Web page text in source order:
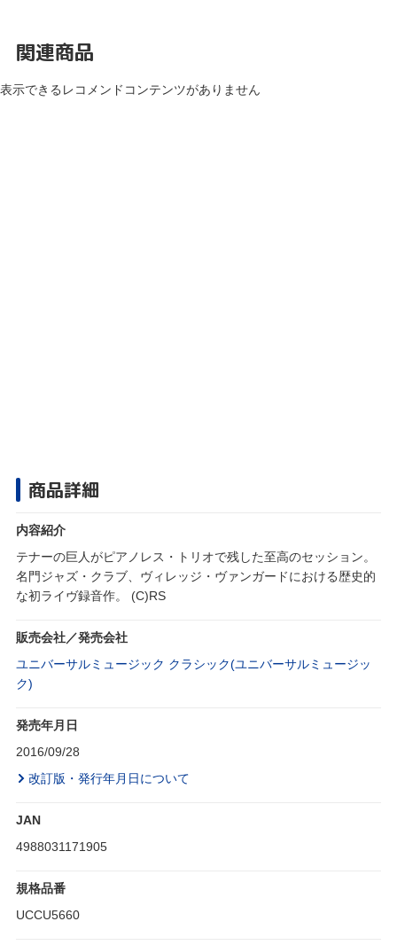
関連商品
表示できるレコメンドコンテンツがありません
商品詳細
内容紹介
テナーの巨人がピアノレス・トリオで残した至高のセッション。
名門ジャズ・クラブ、ヴィレッジ・ヴァンガードにおける歴史的
な初ライヴ録音作。 (C)RS
販売会社／発売会社
ユニバーサルミュージック クラシック(ユニバーサルミュージッ
ク)
発売年月日
2016/09/28
改訂版・発行年月日について
JAN
4988031171905
規格品番
UCCU5660